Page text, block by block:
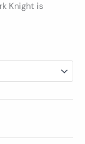
Knight is